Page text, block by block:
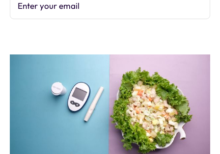
Enter your email